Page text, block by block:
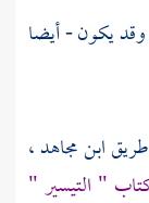
يكون - أيضا
ابن مجاهد ،
" التيسير "